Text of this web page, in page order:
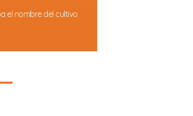
el nombre del cultivo